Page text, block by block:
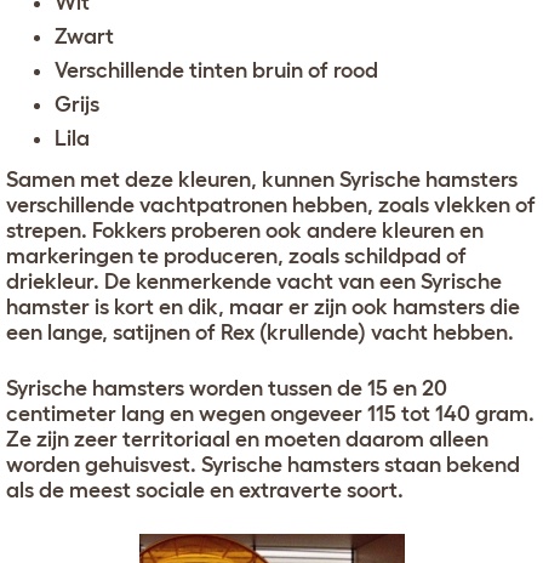
Zwart
Verschillende tinten bruin of rood
Grijs
Lila
Samen met deze kleuren, kunnen Syrische hamsters
verschillende vachtpatronen hebben, zoals vlekken of
strepen. Fokkers proberen ook andere kleuren en
markeringen te produceren, zoals schildpad of
driekleur. De kenmerkende vacht van een Syrische
hamster is kort en dik, maar er zijn ook hamsters die
een lange, satijnen of Rex (krullende) vacht hebben.
Syrische hamsters worden tussen de 15 en 20
centimeter lang en wegen ongeveer 115 tot 140 gram.
Ze zijn zeer territoriaal en moeten daarom alleen
worden gehuisvest. Syrische hamsters staan bekend
als de meest sociale en extraverte soort.